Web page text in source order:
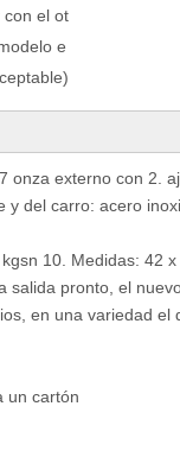
con el ot
e
externo con 2.
del carro: acero
10. Medidas: 42
pronto, el
en una variedad el
un cartón